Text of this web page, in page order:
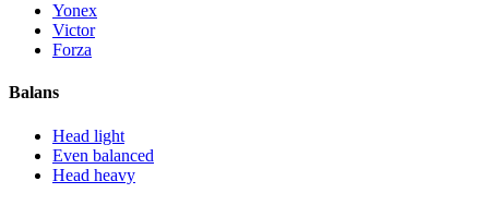
Yonex
Victor
Forza
Balans
Head light
Even balanced
Head heavy